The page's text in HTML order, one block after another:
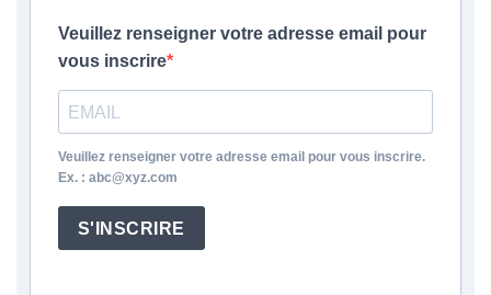
Veuillez renseigner votre adresse email pour
vous inscrire
Veuillez renseigner votre adresse email pour vous inscrire.
Ex. : abc@xyz.com
S'INSCRIRE